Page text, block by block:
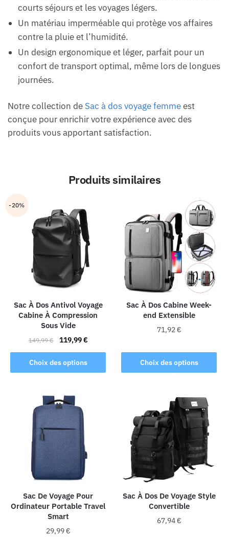
courts séjours et les voyages légers.
Un matériau imperméable qui protège vos affaires
contre la pluie et l’humidité.
Un design ergonomique et léger, parfait pour un
confort de transport optimal, même lors de longues
journées.
Notre collection de Sac à dos voyage femmeest
conçue pour enrichir votre expérience avec des
produits vous apportant satisfaction.
Produits similaires
-20%
Sac À Dos Antivol Voyage
Cabine À Compression
Sous Vide
149,99€
Le
prix
initial
était :
119,99€Le
prix
actuel
est :
Choix des options
Ce
produit
plusieurs
variations.
Les
options
peuvent
être
choisies
sur
la
page
du
produit
Sac À Dos Cabine Week-
end Extensible
71,92€
Choix des options
produit
a
variations.
Les
options
peuvent
être
choisies
sur
page
du
produit
Sac De Voyage Pour
Ordinateur Portable Travel
Smart
29,99€
Sac À Dos De Voyage Style
Convertible
67,94€